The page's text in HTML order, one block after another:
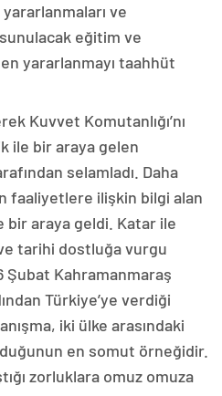
ve
eğitim ve
yararlanmayı taahhüt
Kuvvet Komutanlığı’nı
ile bir araya gelen
selamladı. Daha
faaliyetlere ilişkin bilgi alan
bir araya geldi. Katar ile
tarihi dostluğa vurgu
Şubat Kahramanmaraş
Türkiye’ye verdiği
iki ülke arasındaki
en somut örneğidir.
zorluklara omuz omuza